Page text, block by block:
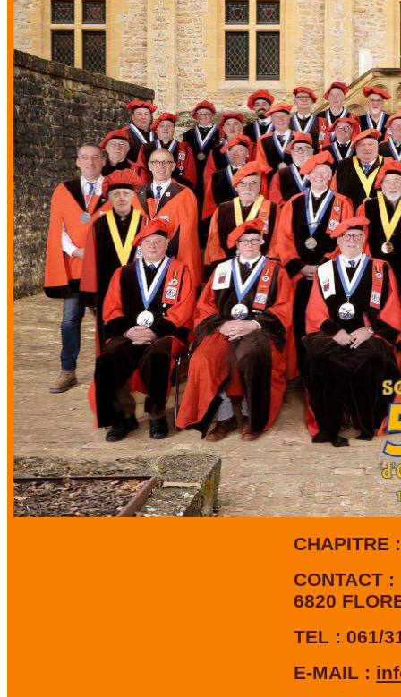
CONTACT
6820
TEL : 061/
E-MAIL :